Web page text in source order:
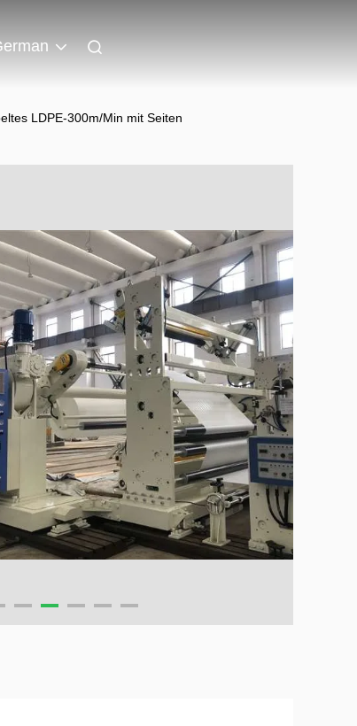
LDPE-300m/Min mit Seiten